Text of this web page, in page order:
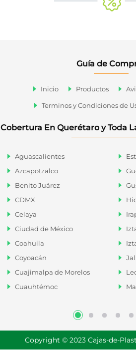
Guía de
Inicio Productos
Terminos y Condiciones de
Cobertura En Querétaro y Toda
Aguascalientes
Azcapotzalco
Benito Juárez
CDMX
Celaya
Ciudad de México
Coahuila
Coyoacán
Cuajimalpa de Morelos
Cuauhtémoc
Copyright © 2023 Cajas-de-